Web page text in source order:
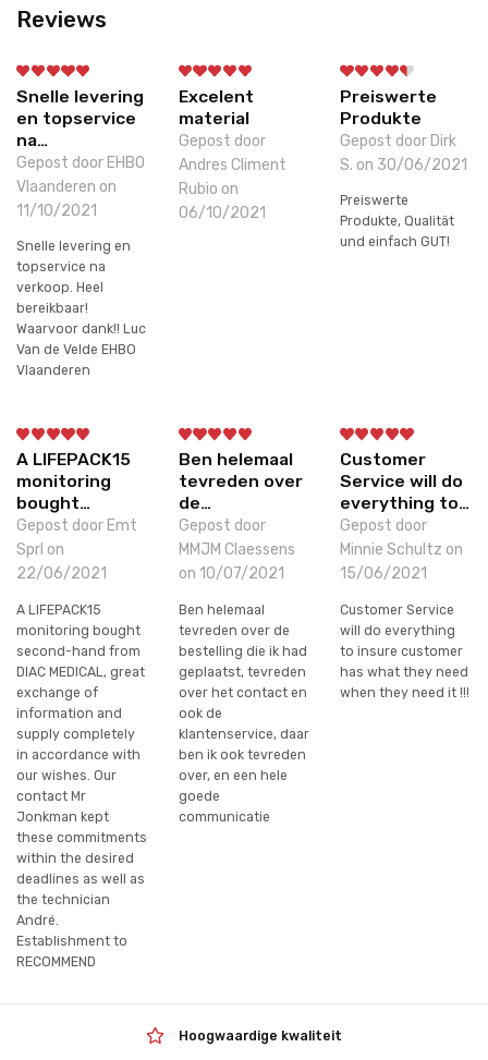
Reviews
Snelle levering
en topservice
na…
Gepost door EHBO
Vlaanderen on
11/10/2021
Snelle levering en
topservice na
verkoop. Heel
bereikbaar!
Waarvoor dank!! Luc
Van de Velde EHBO
Vlaanderen
Excelent
material
Gepost door
Andres Climent
Rubio on
06/10/2021
Preiswerte
Produkte
Gepost door Dirk
S. on 30/06/2021
Preiswerte
Produkte, Qualität
und einfach GUT!
A LIFEPACK15
monitoring
bought…
Gepost door Emt
Sprl on
22/06/2021
A LIFEPACK15
monitoring bought
second-hand from
DIAC MEDICAL, great
exchange of
information and
supply completely
in accordance with
our wishes. Our
contact Mr
Jonkman kept
these commitments
within the desired
deadlines as well as
the technician
André.
Establishment to
RECOMMEND
Ben helemaal
tevreden over
de…
Gepost door
MMJM Claessens
on 10/07/2021
Ben helemaal
tevreden over de
bestelling die ik had
geplaatst, tevreden
over het contact en
ook de
klantenservice, daar
ben ik ook tevreden
over, en een hele
goede
communicatie
Customer
Service will do
everything to…
Gepost door
Minnie Schultz on
15/06/2021
Customer Service
will do everything
to insure customer
has what they need
when they need it !!!
Hoogwaardige kwaliteit